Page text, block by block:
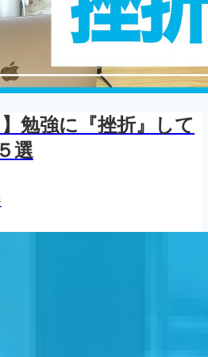
勉強に『挫折』して
選